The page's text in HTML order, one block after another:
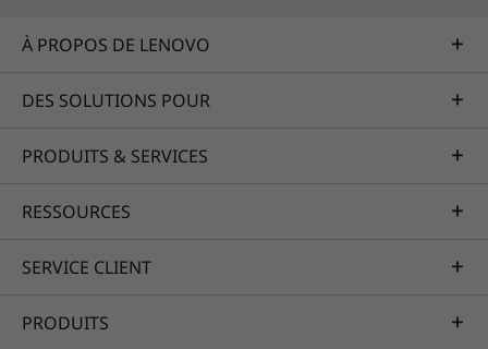
Lenovo Magic Bay Light accessory sold separately.
Les spécifications peuvent varier selon la zone géographique et le modèle.
À PROPOS DE LENOVO
DES SOLUTIONS POUR
PRODUITS & SERVICES
RESSOURCES
SERVICE CLIENT
PRODUITS